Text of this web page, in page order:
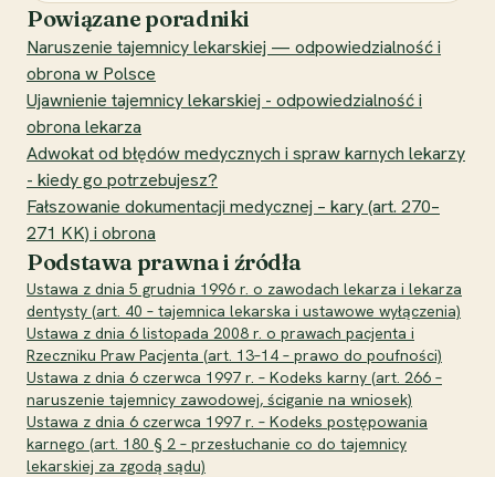
Powiązane poradniki
Naruszenie tajemnicy lekarskiej — odpowiedzialność i
obrona w Polsce
Ujawnienie tajemnicy lekarskiej - odpowiedzialność i
obrona lekarza
Adwokat od błędów medycznych i spraw karnych lekarzy
- kiedy go potrzebujesz?
Fałszowanie dokumentacji medycznej – kary (art. 270–
271 KK) i obrona
Podstawa prawna i źródła
Ustawa z dnia 5 grudnia 1996 r. o zawodach lekarza i lekarza
dentysty (art. 40 – tajemnica lekarska i ustawowe wyłączenia)
Ustawa z dnia 6 listopada 2008 r. o prawach pacjenta i
Rzeczniku Praw Pacjenta (art. 13–14 – prawo do poufności)
Ustawa z dnia 6 czerwca 1997 r. – Kodeks karny (art. 266 –
naruszenie tajemnicy zawodowej, ściganie na wniosek)
Ustawa z dnia 6 czerwca 1997 r. – Kodeks postępowania
karnego (art. 180 § 2 – przesłuchanie co do tajemnicy
lekarskiej za zgodą sądu)